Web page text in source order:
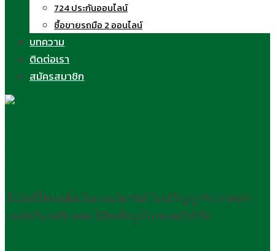
724 ประกันออนไลน์
ซื้อขายรถมือ 2 ออนไลน์
บทความ
ติดต่อเรา
สมัครสมาชิก
เว็บไซต์นี้ขับเคลื่อนโดย คุณวิลาวัลย์ โรจน์ปัญญากิจ นายหน้า
ประกันวินาศภัย ของบริษัทศรีกรุงโบรคเกอร์ จำกัด